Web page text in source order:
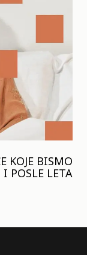
KOJE BISMO
POSLE LETA